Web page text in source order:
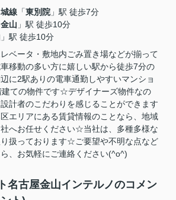
線 「東別院 」駅 徒歩7分
金山 」駅 徒歩10分
」駅 徒歩10分
ベータ・敷地内ごみ置き場などが揃って
移動の多い方に嬉しい駅から徒歩7分の
に2駅ありの電車通勤しやすいマンショ
ての物件です☆デザイナーズ物件なの
計者のこだわりを感じることができます
エリアにある賃貸情報のことなら、地域
へお任せください☆当社は、多種多様な
扱っております☆ご要望や不明な点など
、お気軽にご連絡ください(^o^)
名古屋金山インテルノのコメン